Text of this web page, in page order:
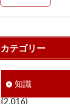
カテゴリー
知識
(2,016)